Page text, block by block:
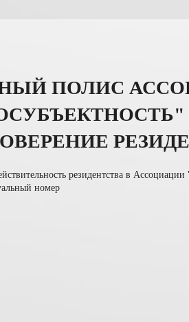
ПОЛИС
резидентства в Ассоциации
номер